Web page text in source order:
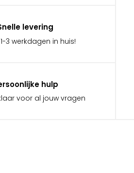
levering
3 werkdagen in huis!
hulp
voor al jouw vragen